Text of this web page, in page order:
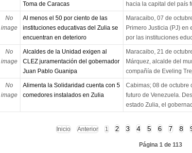
Toma de Caracas
hacia la capital del país
No
image
Al menos el 50 por ciento de las
instituciones educativas del Zulia se
encuentran en deterioro
Maracaibo, 07 de
Primero Justicia (PJ)
por las instituciones
No
image
Alcaldes de la Unidad exigen al
CLEZ juramentación del gobernador
Juan Pablo Guanipa
Maracaibo, 21 de
Márquez, alcalde del
compañía de Eveling
No
image
Alimenta la Solidaridad cuenta con 5
comedores instalados en Zulia
Cabimas; 08 de octubre
futuro de Venezuela.
estado Zulia, el
Inicio Anterior 1 2 3 4 5 6 7 8
Página 1 de 113